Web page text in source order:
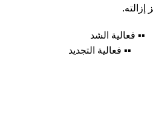
إزالته.
الشد
فعالية التجديد